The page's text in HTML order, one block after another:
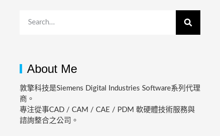
About Me
敦擎科技是Siemens Digital Industries Software系列代理
商。
專注從事CAD / CAM / CAE / PDM 軟硬體技術服務與
諮詢整合之公司。